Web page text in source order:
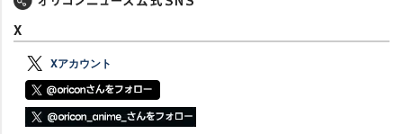
X
Xアカウント